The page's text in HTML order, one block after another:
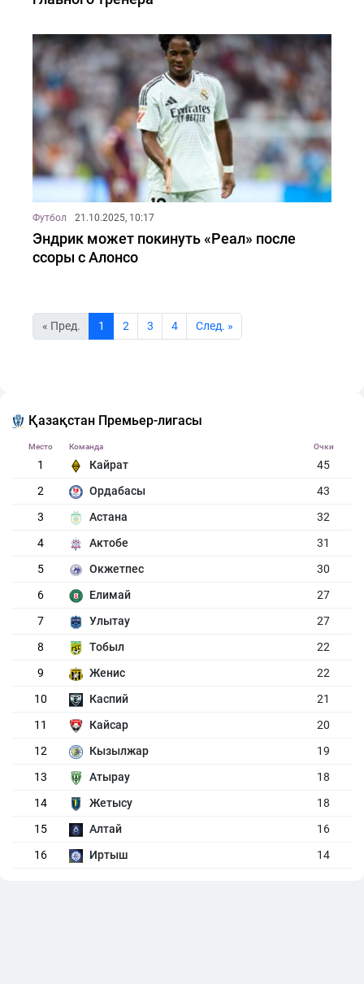
Футбол 21.10.2025, 10:17
Эндрик может покинуть «Реал» после
ссоры с Алонсо
« Пред. 1 2 3 4 Cлед. »
Қазақстан Премьер-лигасы
Место Команда Очки
1 Кайрат
45
2
Ордабасы
43
3
Астана
32
4
Актобе
31
5
Окжетпес
30
6
Елимай
27
7
Улытау
27
8
Тобыл
22
9
Женис
22
10
Каспий
21
11
Кайсар
20
12
Кызылжар
19
13
Атырау
18
14
Жетысу
18
15
Алтай
16
16
Иртыш 14